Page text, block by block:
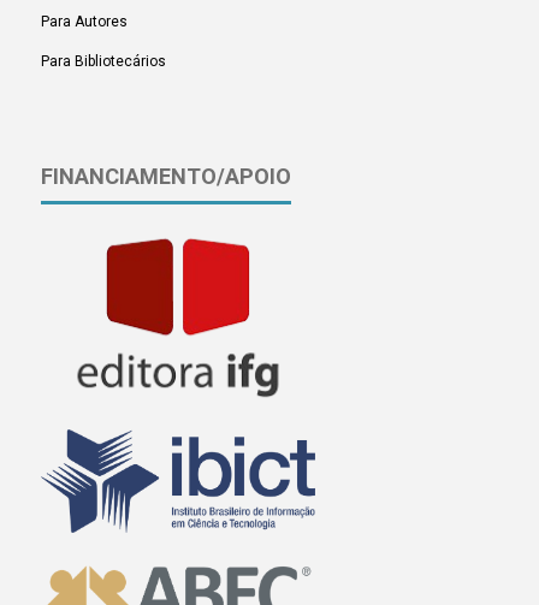
Para Autores
Para Bibliotecários
FINANCIAMENTO/APOIO